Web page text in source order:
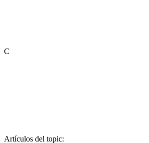
C
Artículos del topic: